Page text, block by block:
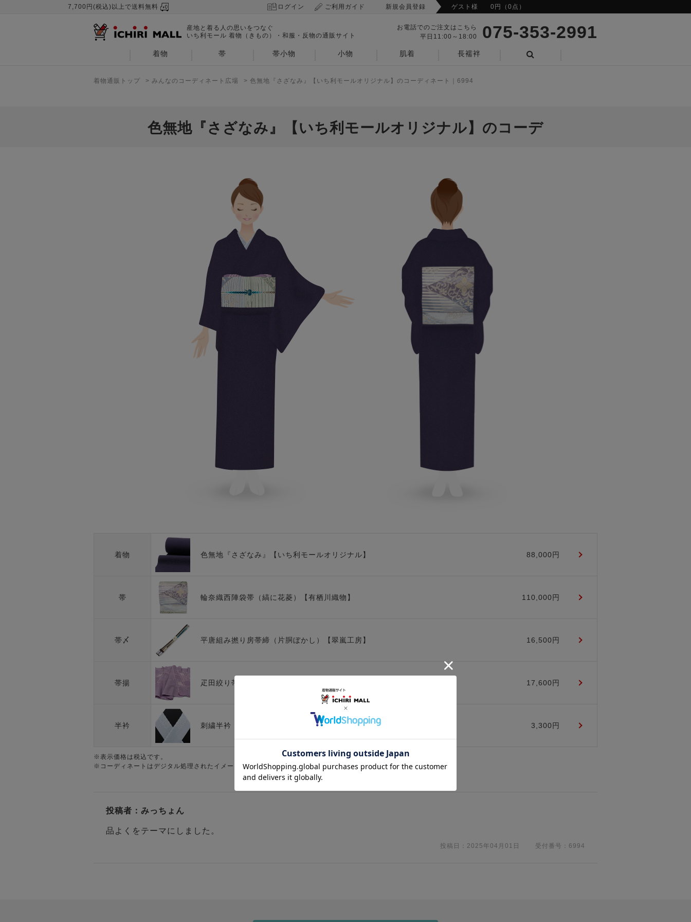
7,700円(税込)以上で送料無料 ログイン ご利用ガイド 新規会員登録 ゲスト様 0円（0点）
産地と着る人の思いをつなぐ
いち利モール 着物（きもの）・和服・反物の通販サイト
お電話でのご注文はこちら
平日11:00～18:00
075-353-2991
着物 帯 帯小物 小物 肌着
長襦袢
着物通販トップ > みんなのコーディネート広場 > 色無地『さざなみ』【いち利モールオリジナル】のコーディネート｜6994
色無地『さざなみ』【いち利モールオリジナル】のコーデ
着物 色無地『さざなみ』【いち利モールオリジナル】 88,000円
帯 輪奈織西陣袋帯（縞に花菱）【有栖川織物】 110,000円
帯〆 平唐組み撚り房帯締（片胴ぼかし）【翠嵐工房】 16,500円
帯揚 疋田絞り帯揚（格子）【加藤萬】 17,600円
半衿 刺繍半衿（鱗/銀座いち利ロゴ）【銀座いち利オリジナル】 3,300円
※表示価格は税込です。
※コーディネートはデジタル処理されたイメージです。実際のお仕立てとは異なります。
投稿者： みっちょん
品よくをテーマにしました。
投稿日： 2025年04月01日 受付番号： 6994